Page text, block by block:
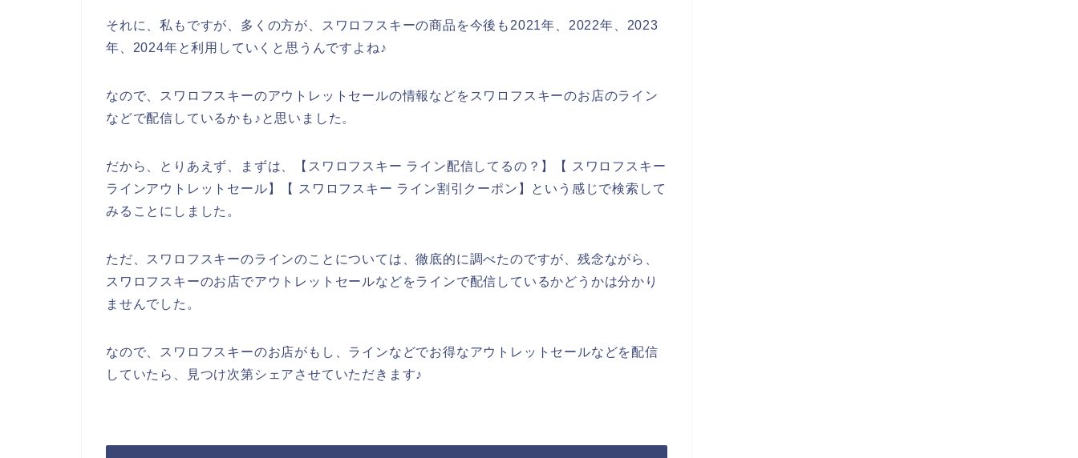
それに、私もですが、多くの方が、スワロフスキーの商品を今後も2021年、2022年、2023
年、2024年と利用していくと思うんですよね♪
なので、スワロフスキーのアウトレットセールの情報などをスワロフスキーのお店のライン
などで配信しているかも♪と思いました。
だから、とりあえず、まずは、【スワロフスキー ライン配信してるの？】【 スワロフスキー
ラインアウトレットセール】【 スワロフスキー ライン割引クーポン】という感じで検索して
みることにしました。
ただ、スワロフスキーのラインのことについては、徹底的に調べたのですが、残念ながら、
スワロフスキーのお店でアウトレットセールなどをラインで配信しているかどうかは分かり
ませんでした。
なので、スワロフスキーのお店がもし、ラインなどでお得なアウトレットセールなどを配信
していたら、見つけ次第シェアさせていただきます♪